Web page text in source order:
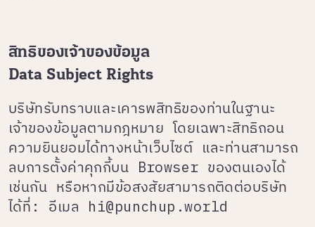
สิทธิของเจ้าของข้อมูล
Data Subject Rights
บริษัทรับทราบและเคารพสิทธิของท่านในฐานะ
เจ้าของข้อมูลตามกฎหมาย โดยเฉพาะสิทธิถอน
ความยินยอมได้ทางหน้าเว็บไซต์ และท่านสามารถ
ลบการตั้งค่าคุกกี้บน Browser ของตนเองได้
เช่นกัน หรือหากมีข้อสงสัยสามารถติดต่อบริษัท
ได้ที่: อีเมล hi@punchup.world